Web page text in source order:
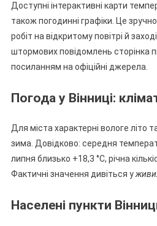
Доступні інтерактивні карти
також погодинні графіки. Це
робіт на відкритому повітрі й
штормових повідомлень сторінка
посиланням на офіційні джерела.
Погода у Вінниці:
Для міста характерні вологе літо
зима. Довідково: середня
липня близько +18,3 °C, річна
Фактичні значення дивіться у
Населені пункти